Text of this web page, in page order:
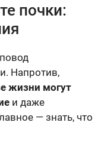
почки:
Напротив,
жизни могут
и даже
— знать, что